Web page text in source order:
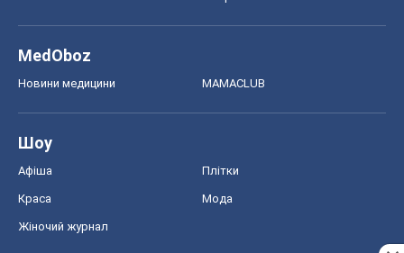
MedOboz
Новини медицини MAMACLUB
Шоу
Афіша Плітки
Краса Мода
Жіночий журнал